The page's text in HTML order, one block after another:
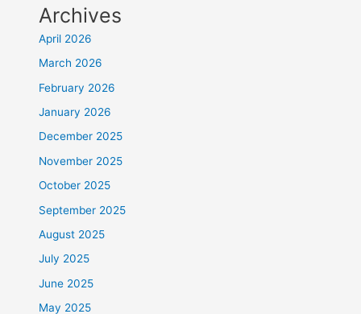
Archives
April 2026
March 2026
February 2026
January 2026
December 2025
November 2025
October 2025
September 2025
August 2025
July 2025
June 2025
May 2025